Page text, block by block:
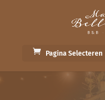
Pagina Selecteren